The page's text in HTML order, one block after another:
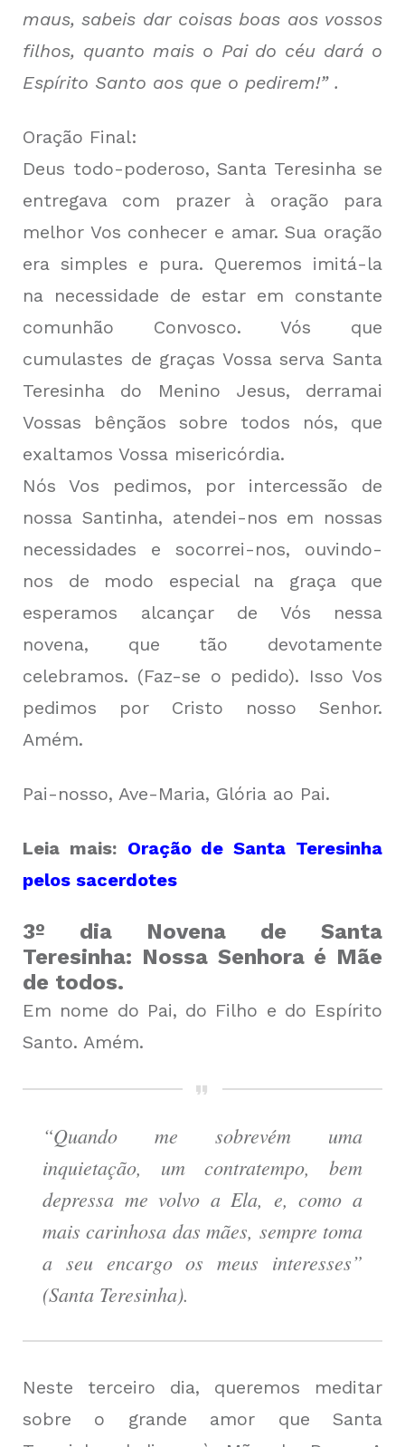
maus, sabeis dar coisas boas aos vossos
filhos, quanto mais o Pai do céu dará o
Espírito Santo aos que o pedirem!” .
Oração Final:
Deus todo-poderoso, Santa Teresinha se
entregava com prazer à oração para
melhor Vos conhecer e amar. Sua oração
era simples e pura. Queremos imitá-la
na necessidade de estar em constante
comunhão Convosco. Vós que
cumulastes de graças Vossa serva Santa
Teresinha do Menino Jesus, derramai
Vossas bênçãos sobre todos nós, que
exaltamos Vossa misericórdia.
Nós Vos pedimos, por intercessão de
nossa Santinha, atendei-nos em nossas
necessidades e socorrei-nos, ouvindo-
nos de modo especial na graça que
esperamos alcançar de Vós nessa
novena, que tão devotamente
celebramos. (Faz-se o pedido). Isso Vos
pedimos por Cristo nosso Senhor.
Amém.
Pai-nosso, Ave-Maria, Glória ao Pai.
Leia mais: Oração de Santa Teresinha
pelos sacerdotes
3º dia Novena de Santa
Teresinha: Nossa Senhora é Mãe
de todos.
Em nome do Pai, do Filho e do Espírito
Santo. Amém.
“Quando me sobrevém uma
inquietação, um contratempo, bem
depressa me volvo a Ela, e, como a
mais carinhosa das mães, sempre toma
a seu encargo os meus interesses”
(Santa Teresinha).
Neste terceiro dia, queremos meditar
sobre o grande amor que Santa